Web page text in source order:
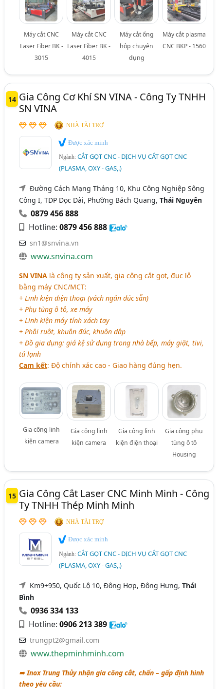
Máy cắt CNC
Laser Fiber BK -
3015
Máy cắt CNC
Laser Fiber BK -
4015
Máy cắt ống
hộp chuyên
dụng
Máy cắt plasma
CNC BKP - 1560
14 Gia Công Cơ Khí SN VINA - Công Ty TNHH
SN VINA
NHÀ TÀI TRỢ
Được xác minh
Ngành:CẮT GỌT CNC - DỊCH VỤ CẮT GỌT CNC
(PLASMA, OXY - GAS,.)
Đường Cách Mạng Tháng 10, Khu Công Nghiệp Sông
Công I, TDP Dọc Dài, Phường Bách Quang,Thái Nguyên
0879 456 888
Hotline:0879 456 888
sn1@snvina.vn
www.snvina.com
SN VINA là công ty sản xuất, gia công cắt gọt, đục lỗ
bằng máy CNC/MCT:
+ Linh kiện điện thoại (vách ngăn đúc sẵn)
+ Phụ tùng ô tô, xe máy
+ Linh kiện máy tính xách tay
+ Phôi ruột, khuôn đúc, khuôn dập
+ Đồ gia dụng: giá kệ sử dụng trong nhà bếp, máy giặt, tivi,
tủ lạnh
Cam kết: Độ chính xác cao - Giao hàng đúng hẹn.
Gia công linh
kiện camera
Gia công linh
kiện camera
Gia công linh
kiện điện thoại
Gia công phụ
tùng ô tô
Housing
15 Gia Công Cắt Laser CNC Minh Minh - Công
Ty TNHH Thép Minh Minh
NHÀ TÀI TRỢ
Được xác minh
Ngành:CẮT GỌT CNC - DỊCH VỤ CẮT GỌT CNC
(PLASMA, OXY - GAS,.)
Km9+950, Quốc Lộ 10, Đông Hợp, Đông Hưng,Thái
Bình
0936 334 133
Hotline:0906 213 389
trungpt2@gmail.com
www.thepminhminh.com
➠ Inox Trung Thủy nhận gia công cắt, chấn – gấp định hình
theo yêu cầu: